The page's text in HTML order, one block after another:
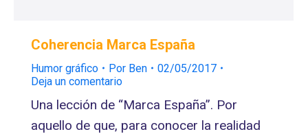
Coherencia Marca España
Humor gráfico Por Ben
02/05/2017
Deja un comentario
Una lección de “Marca España”. Por
aquello de que, para conocer la realidad